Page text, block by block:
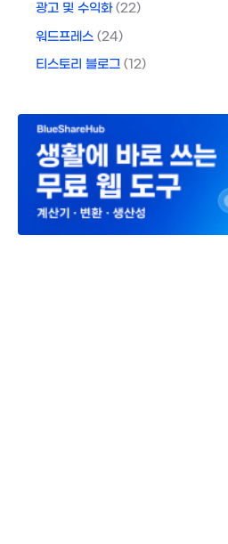
광고 및 수익화(22)
워드프레스 (24)
티스토리 블로그 (12)